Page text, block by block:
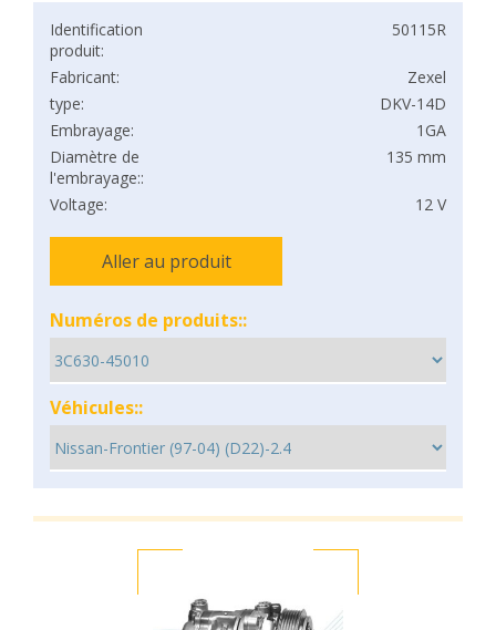
Identification
produit:
50115R
Fabricant:
Zexel
type:
DKV-14D
Embrayage:
1GA
Diamètre de
l'embrayage::
135 mm
Voltage: 12 V
Aller au produit
Numéros de produits::
Véhicules::